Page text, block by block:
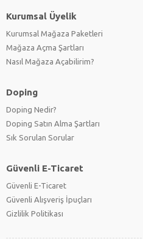
Kurumsal Üyelik
Kurumsal Mağaza Paketleri
Mağaza Açma Şartları
Nasıl Mağaza Açabilirim?
Doping
Doping Nedir?
Doping Satın Alma Şartları
Sık Sorulan Sorular
Güvenli E-Ticaret
Güvenli E-Ticaret
Güvenli Alışveriş İpuçları
Gizlilik Politikası